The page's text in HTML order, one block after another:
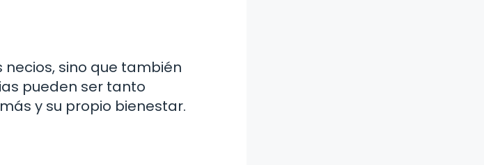
sino que también
pueden ser tanto
y su propio bienestar.